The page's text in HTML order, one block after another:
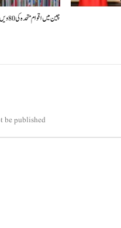
چین میں اقوام متحدہ کی 80ویں سالگرہ پر بین الاقوامی علمی سیمینار کا افتتاح
published.